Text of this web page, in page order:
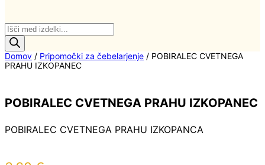
Products
search
Domov / Pripomočki za čebelarjenje / POBIRALEC CVETNEGA
PRAHU IZKOPANEC
POBIRALEC CVETNEGA PRAHU IZKOPANEC
POBIRALEC CVETNEGA PRAHU IZKOPANCA